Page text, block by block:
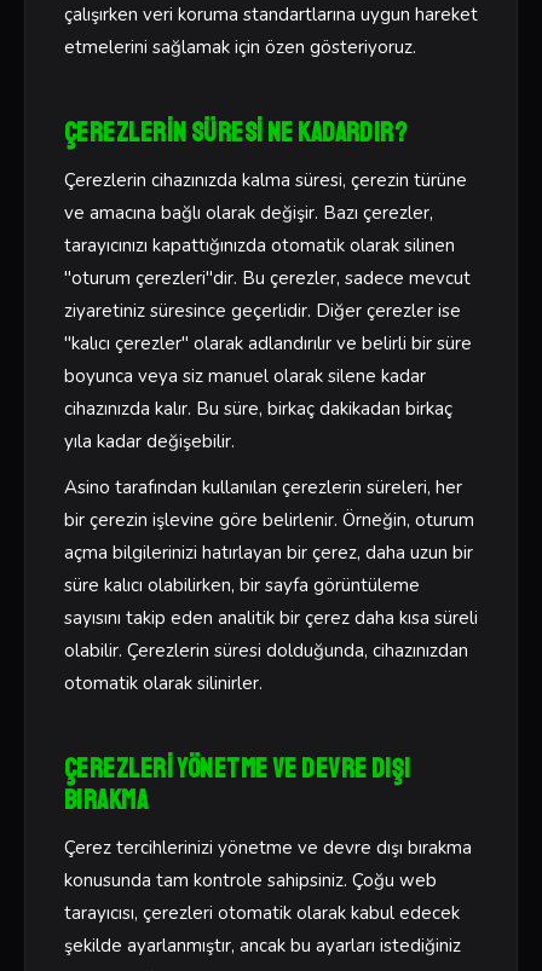
çalışırken veri koruma standartlarına uygun hareket
etmelerini sağlamak için özen gösteriyoruz.
Çerezlerin Süresi Ne Kadardır?
Çerezlerin cihazınızda kalma süresi, çerezin türüne
ve amacına bağlı olarak değişir. Bazı çerezler,
tarayıcınızı kapattığınızda otomatik olarak silinen
"oturum çerezleri"dir. Bu çerezler, sadece mevcut
ziyaretiniz süresince geçerlidir. Diğer çerezler ise
"kalıcı çerezler" olarak adlandırılır ve belirli bir süre
boyunca veya siz manuel olarak silene kadar
cihazınızda kalır. Bu süre, birkaç dakikadan birkaç
yıla kadar değişebilir.
Asino tarafından kullanılan çerezlerin süreleri, her
bir çerezin işlevine göre belirlenir. Örneğin, oturum
açma bilgilerinizi hatırlayan bir çerez, daha uzun bir
süre kalıcı olabilirken, bir sayfa görüntüleme
sayısını takip eden analitik bir çerez daha kısa süreli
olabilir. Çerezlerin süresi dolduğunda, cihazınızdan
otomatik olarak silinirler.
Çerezleri Yönetme ve Devre Dışı
Bırakma
Çerez tercihlerinizi yönetme ve devre dışı bırakma
konusunda tam kontrole sahipsiniz. Çoğu web
tarayıcısı, çerezleri otomatik olarak kabul edecek
şekilde ayarlanmıştır, ancak bu ayarları istediğiniz